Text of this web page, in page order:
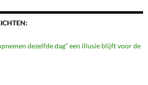
dezelfde dag” een illusie blijft voor de